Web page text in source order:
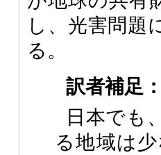
し、光害問題
る。
訳者補足
日本でも
る地域は